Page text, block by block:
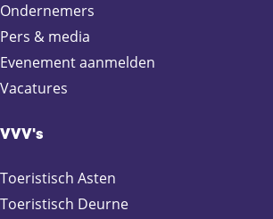
Ondernemers
Pers & media
Evenement aanmelden
Vacatures
VVV's
Toeristisch Asten
Toeristisch Deurne